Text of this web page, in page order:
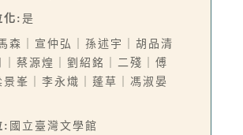
化:是
森｜宣仲弘｜孫述宇｜胡品清
｜蔡源煌｜劉紹銘｜二殘｜傅
景峯｜李永熾｜蓬草｜馮淑晏
: 國立臺灣文學館